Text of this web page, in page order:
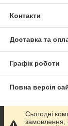
Контакти
Доставка та
Графік роботи
Повна версія
Сайт створено
Сьогодні
замовлення,